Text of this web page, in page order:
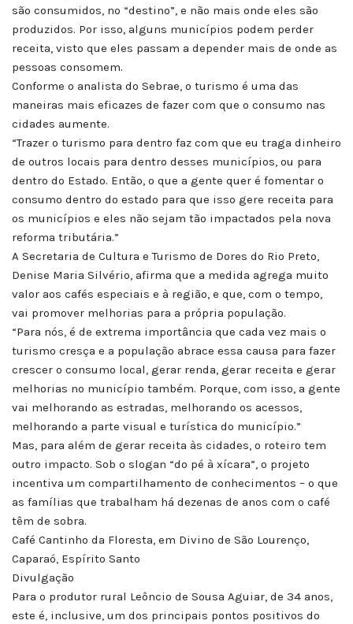
são consumidos, no “destino”, e não mais onde eles são
produzidos. Por isso, alguns municípios podem perder
receita, visto que eles passam a depender mais de onde as
pessoas consomem.
Conforme o analista do Sebrae, o turismo é uma das
maneiras mais eficazes de fazer com que o consumo nas
cidades aumente.
“Trazer o turismo para dentro faz com que eu traga dinheiro
de outros locais para dentro desses municípios, ou para
dentro do Estado. Então, o que a gente quer é fomentar o
consumo dentro do estado para que isso gere receita para
os municípios e eles não sejam tão impactados pela nova
reforma tributária.”
A Secretaria de Cultura e Turismo de Dores do Rio Preto,
Denise Maria Silvério, afirma que a medida agrega muito
valor aos cafés especiais e à região, e que, com o tempo,
vai promover melhorias para a própria população.
“Para nós, é de extrema importância que cada vez mais o
turismo cresça e a população abrace essa causa para fazer
crescer o consumo local, gerar renda, gerar receita e gerar
melhorias no município também. Porque, com isso, a gente
vai melhorando as estradas, melhorando os acessos,
melhorando a parte visual e turística do município.”
Mas, para além de gerar receita às cidades, o roteiro tem
outro impacto. Sob o slogan “do pé à xícara”, o projeto
incentiva um compartilhamento de conhecimentos – o que
as famílias que trabalham há dezenas de anos com o café
têm de sobra.
Café Cantinho da Floresta, em Divino de São Lourenço,
Caparaó, Espírito Santo
Divulgação
Para o produtor rural Leôncio de Sousa Aguiar, de 34 anos,
este é, inclusive, um dos principais pontos positivos do